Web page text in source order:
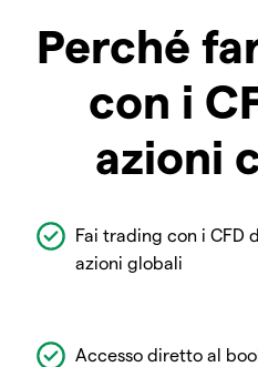
Perché
con i
azioni
Fai trading con i CFD
azioni globali
Accesso diretto al